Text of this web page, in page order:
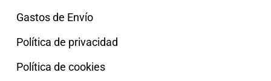
Gastos de Envío
Política de privacidad
Política de cookies